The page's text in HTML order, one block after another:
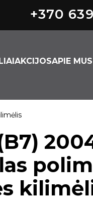
+370
AKCIJOSAPIE MUS